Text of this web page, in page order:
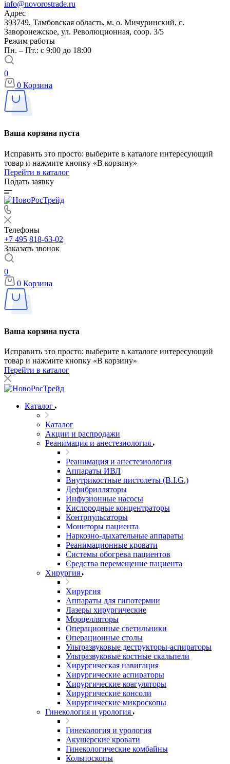
info@novorostrade.ru
Адрес
393749, Тамбовская область, м. о. Мичуринский, с.
Заворонежское, ул. Революционная, соор. 3/5
Режим работы
Пн. – Пт.: с 9:00 до 18:00
0
0 Корзина
Ваша корзина пуста
Исправить это просто: выберите в каталоге интересующий
товар и нажмите кнопку «В корзину»
Перейти в каталог
Подать заявку
Телефоны
+7 495 818-63-02
Заказать звонок
0
0 Корзина
Ваша корзина пуста
Исправить это просто: выберите в каталоге интересующий
товар и нажмите кнопку «В корзину»
Перейти в каталог
Каталог
Каталог
Акции и распродажи
Реанимация и анестезиология
Реанимация и анестезиология
Аппараты ИВЛ
Внутрикостные пистолеты (B.I.G.)
Дефибрилляторы
Инфузионные насосы
Кислородные концентраторы
Контрпульсаторы
Мониторы пациента
Наркозно-дыхательные аппараты
Реанимационные кровати
Системы обогрева пациентов
Средства перемещение пациента
Хирургия
Хирургия
Аппараты для гипотермии
Лазеры хирургические
Морцелляторы
Операционные светильники
Операционные столы
Ультразвуковые деструкторы-аспираторы
Ультразвуковые костные скальпели
Хирургическая навигация
Хирургические аспираторы
Хирургические коагуляторы
Хирургические консоли
Хирургические микроскопы
Гинекология и урология
Гинекология и урология
Акушерские кровати
Гинекологические комбайны
Кольпоскопы